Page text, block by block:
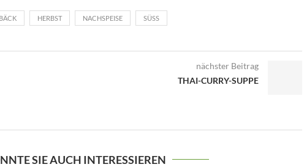
HERBST NACHSPEISE SÜSS
nächster Beitrag
THAI-CURRY-SUPPE
SIE AUCH INTERESSIEREN